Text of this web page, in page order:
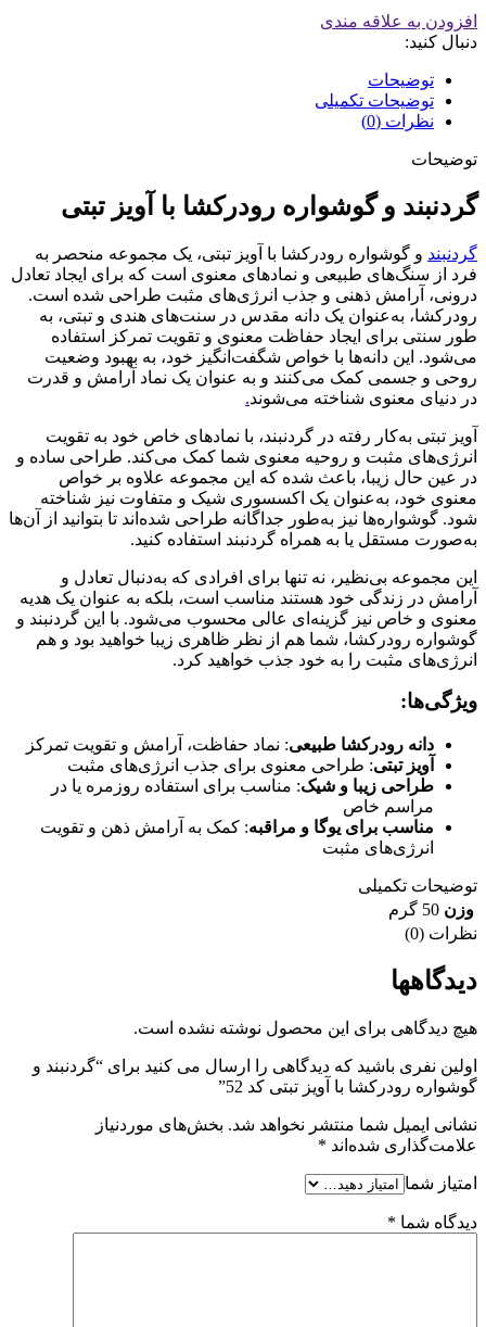
افزودن به علاقه مندی
دنبال کنید:
توضیحات
توضیحات تکمیلی
نظرات (0)
توضیحات
گردنبند و گوشواره رودرکشا با آویز تبتی
گردنبند و گوشواره رودرکشا با آویز تبتی، یک مجموعه منحصر به
فرد از سنگ‌های طبیعی و نمادهای معنوی است که برای ایجاد تعادل
درونی، آرامش ذهنی و جذب انرژی‌های مثبت طراحی شده است.
رودرکشا، به‌عنوان یک دانه مقدس در سنت‌های هندی و تبتی، به
طور سنتی برای ایجاد حفاظت معنوی و تقویت تمرکز استفاده
می‌شود. این دانه‌ها با خواص شگفت‌انگیز خود، به بهبود وضعیت
روحی و جسمی کمک می‌کنند و به عنوان یک نماد آرامش و قدرت
در دنیای معنوی شناخته می‌شوند.
آویز تبتی به‌کار رفته در گردنبند، با نمادهای خاص خود به تقویت
انرژی‌های مثبت و روحیه معنوی شما کمک می‌کند. طراحی ساده و
در عین حال زیبا، باعث شده که این مجموعه علاوه بر خواص
معنوی خود، به‌عنوان یک اکسسوری شیک و متفاوت نیز شناخته
شود. گوشواره‌ها نیز به‌طور جداگانه طراحی شده‌اند تا بتوانید از آن‌ها
به‌صورت مستقل یا به همراه گردنبند استفاده کنید.
این مجموعه بی‌نظیر، نه تنها برای افرادی که به‌دنبال تعادل و
آرامش در زندگی خود هستند مناسب است، بلکه به عنوان یک هدیه
معنوی و خاص نیز گزینه‌ای عالی محسوب می‌شود. با این گردنبند و
گوشواره رودرکشا، شما هم از نظر ظاهری زیبا خواهید بود و هم
انرژی‌های مثبت را به خود جذب خواهید کرد.
ویژگی‌ها:
دانه رودرکشا طبیعی: نماد حفاظت، آرامش و تقویت تمرکز
آویز تبتی: طراحی معنوی برای جذب انرژی‌های مثبت
طراحی زیبا و شیک: مناسب برای استفاده روزمره یا در
مراسم خاص
مناسب برای یوگا و مراقبه: کمک به آرامش ذهن و تقویت
انرژی‌های مثبت
توضیحات تکمیلی
وزن 50 گرم
نظرات (0)
دیدگاهها
هیچ دیدگاهی برای این محصول نوشته نشده است.
اولین نفری باشید که دیدگاهی را ارسال می کنید برای “گردنبند و
گوشواره رودرکشا با آویز تبتی کد 52”
نشانی ایمیل شما منتشر نخواهد شد. بخش‌های موردنیاز
علامت‌گذاری شده‌اند *
امتیاز شما
دیدگاه شما *